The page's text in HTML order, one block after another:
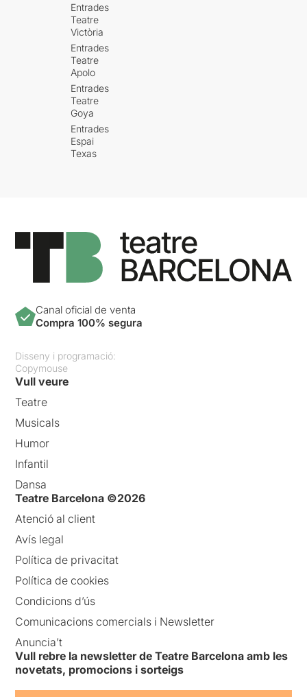
Entrades
Teatre
Victòria
Entrades
Teatre
Apolo
Entrades
Teatre
Goya
Entrades
Espai
Texas
Canal oficial de venta
Compra 100% segura
Disseny i programació:
Copymouse
Vull veure
Teatre
Musicals
Humor
Infantil
Dansa
Teatre Barcelona ©2026
Atenció al client
Avís legal
Política de privacitat
Política de cookies
Condicions d’ús
Comunicacions comercials i Newsletter
Anuncia’t
Vull rebre la newsletter de Teatre Barcelona amb les
novetats, promocions i sorteigs